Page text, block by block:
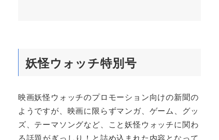
妖怪ウォッチ特別号
映画妖怪ウォッチのプロモーション向けの新聞の
ようですが、映画に限らずマンガ、ゲーム、グッ
ズ、テーマソングなど、こと妖怪ウォッチに関わ
る話題がぎっしり！と詰め込まれた内容となって